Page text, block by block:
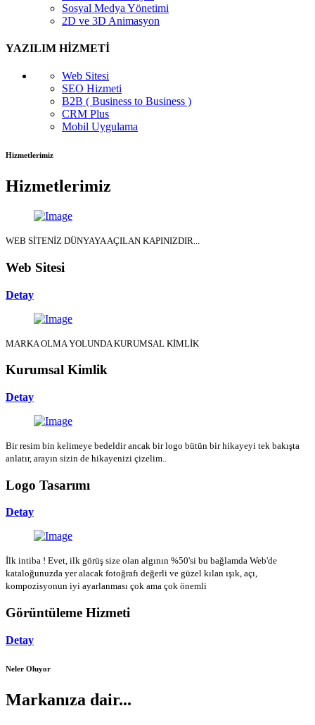
Sosyal Medya Yönetimi
2D ve 3D Animasyon
YAZILIM HİZMETİ
Web Sitesi
SEO Hizmeti
B2B ( Business to Business )
CRM Plus
Mobil Uygulama
Hizmetlerimiz
Hizmetlerimiz
WEB SİTENİZ DÜNYAYA AÇILAN KAPINIZDIR...
Web Sitesi
Detay
MARKA OLMA YOLUNDA KURUMSAL KİMLİK
Kurumsal Kimlik
Detay
Bir resim bin kelimeye bedeldir ancak bir logo bütün bir hikayeyi tek bakışta
anlatır, arayın sizin de hikayenizi çizelim..
Logo Tasarımı
Detay
İlk intiba ! Evet, ilk görüş size olan algının %50'si bu bağlamda Web'de
kataloğunuzda yer alacak fotoğrafı değerli ve güzel kılan ışık, açı,
kompozisyonun iyi ayarlanması çok ama çok önemli
Görüntüleme Hizmeti
Detay
Neler Oluyor
Markanıza dair...